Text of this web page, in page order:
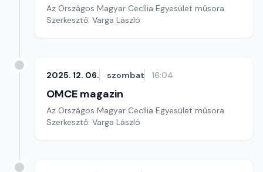
Az Országos Magyar Cecília Egyesület műsora
Szerkesztő: Varga László
2025. 12. 06. szombat 16:04
OMCE magazin
Az Országos Magyar Cecília Egyesület műsora
Szerkesztő: Varga László